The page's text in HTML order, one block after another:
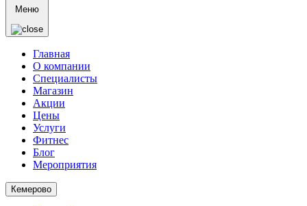
Меню
Главная
О компании
Специалисты
Магазин
Акции
Цены
Услуги
Фитнес
Блог
Мероприятия
Кемерово